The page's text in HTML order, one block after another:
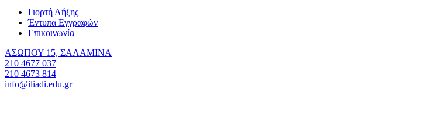
Γιορτή Λήξης
Έντυπα Εγγραφών
Επικοινωνία
ΑΣΩΠΟΥ 15, ΣΑΛΑΜΙΝΑ
210 4677 037
210 4673 814
info@iliadi.edu.gr